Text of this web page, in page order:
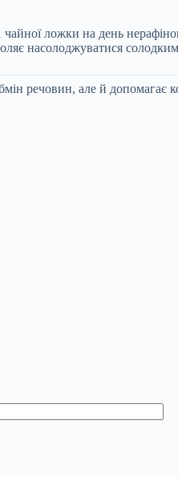
ложки на день
насолоджуватися
речовин, але й